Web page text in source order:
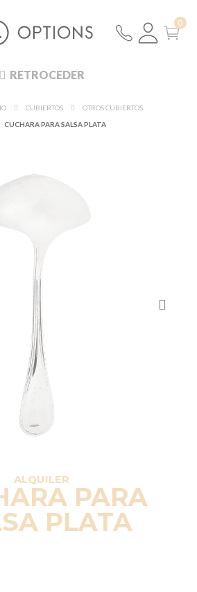
RETROCEDER
CUBIERTOS
OTROS CUBIERTOS
CUCHARA PARA SALSA PLATA
ALQUILER
PARA
PLATA